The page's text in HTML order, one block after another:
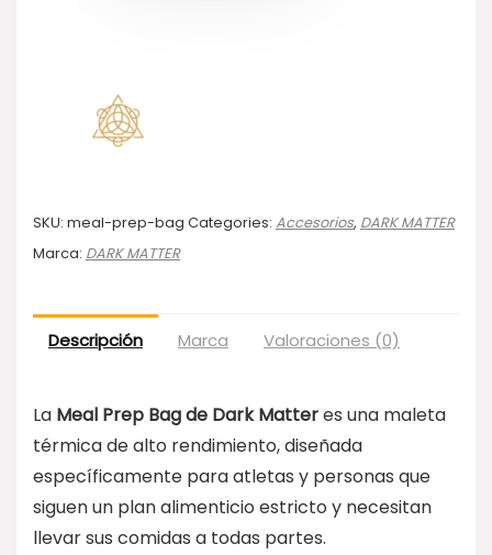
SKU: meal-prep-bag Categories: Accesorios, DARK MATTER
Marca: DARK MATTER
Descripción Marca Valoraciones (0)
La Meal Prep Bag de Dark Matteres una maleta
térmica de alto rendimiento, diseñada
específicamente para atletas y personas que
siguen un plan alimenticio estricto y necesitan
llevar sus comidas a todas partes.